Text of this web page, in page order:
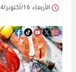
الأربعاء 16/أكتوبر/2024 - 09:29 ص